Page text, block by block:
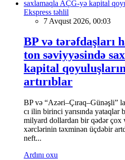
Ekspress təhlil
7 Avqust 2026, 00:03
BP və tərəfdaşları
ton səviyyəsində
kapital
artırıblar
BP və “Azəri–Çıraq–Günəşli”
cı ilin birinci yarısında yataqlar
milyard dollardan bir qədər çox
xərclərinin təxminən üçdəbir
neft...
Ardını oxu